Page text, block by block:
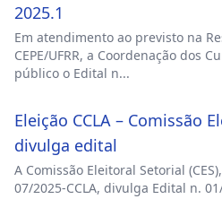
2025.1
Em atendimento ao previsto na
CEPE/UFRR, a Coordenação dos
público o Edital n...
Eleição CCLA – Comissão
divulga edital
A Comissão Eleitoral Setorial
07/2025-CCLA, divulga Edital n.